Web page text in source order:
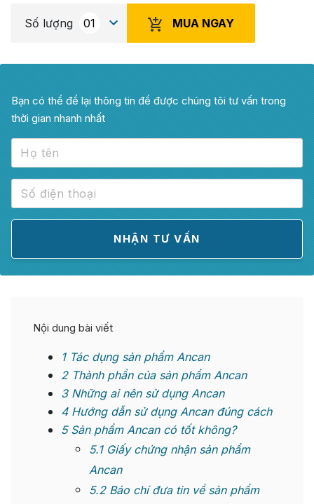
Số lượng MUA NGAY
Bạn có thể để lại thông tin để được chúng tôi tư vấn trong
thời gian nhanh nhất
Nội dung bài viết
1Tác dụng sản phẩm Ancan
2Thành phần của sản phẩm Ancan
3Những ai nên sử dụng Ancan
4Hướng dẫn sử dụng Ancan đúng cách
5Sản phẩm Ancan có tốt không?
5.1Giấy chứng nhận sản phẩm
Ancan
5.2Báo chí đưa tin về sản phẩm